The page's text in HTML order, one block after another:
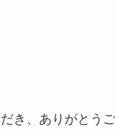
き、ありがとうご